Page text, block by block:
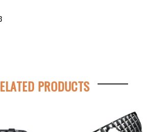
PRODUCTS